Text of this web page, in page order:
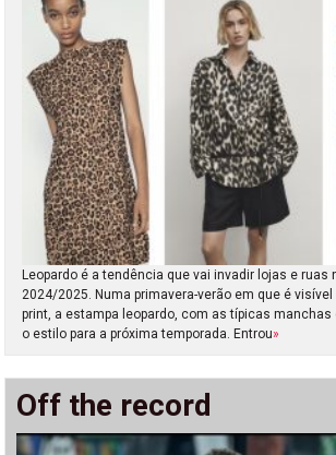
Leopardo é a tendência que vai invadir lojas e
2024/2025. Numa primavera-verão em que é visível
print, a estampa leopardo, com as típicas
o estilo para a próxima temporada. Entrou»
Off the record